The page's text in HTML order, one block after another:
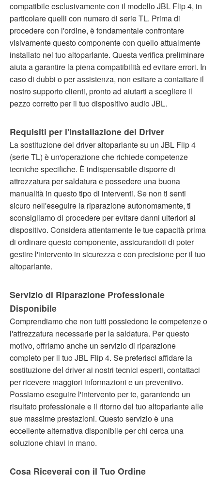
compatibile esclusivamente con il modello JBL Flip 4, in
particolare quelli con numero di serie TL. Prima di
procedere con l'ordine, è fondamentale confrontare
visivamente questo componente con quello attualmente
installato nel tuo altoparlante. Questa verifica preliminare
aiuta a garantire la piena compatibilità ed evitare errori. In
caso di dubbi o per assistenza, non esitare a contattare il
nostro supporto clienti, pronto ad aiutarti a scegliere il
pezzo corretto per il tuo dispositivo audio JBL.
Requisiti per l'Installazione del Driver
La sostituzione del driver altoparlante su un JBL Flip 4
(serie TL) è un'operazione che richiede competenze
tecniche specifiche. È indispensabile disporre di
attrezzatura per saldatura e possedere una buona
manualità in questo tipo di interventi. Se non ti senti
sicuro nell'eseguire la riparazione autonomamente, ti
sconsigliamo di procedere per evitare danni ulteriori al
dispositivo. Considera attentamente le tue capacità prima
di ordinare questo componente, assicurandoti di poter
gestire l'intervento in sicurezza e con precisione per il tuo
altoparlante.
Servizio di Riparazione Professionale
Disponibile
Comprendiamo che non tutti possiedono le competenze o
l'attrezzatura necessarie per la saldatura. Per questo
motivo, offriamo anche un servizio di riparazione
completo per il tuo JBL Flip 4. Se preferisci affidare la
sostituzione del driver ai nostri tecnici esperti, contattaci
per ricevere maggiori informazioni e un preventivo.
Possiamo eseguire l'intervento per te, garantendo un
risultato professionale e il ritorno del tuo altoparlante alle
sue massime prestazioni. Questo servizio è una
eccellente alternativa disponibile per chi cerca una
soluzione chiavi in mano.
Cosa Riceverai con il Tuo Ordine